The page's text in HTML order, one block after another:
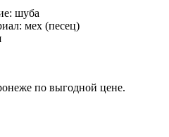
шуба
мех (песец)
по выгодной цене.